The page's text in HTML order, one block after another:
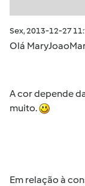
Sex, 2013-12-27
Olá
A cor depende
muito.
Em relação à